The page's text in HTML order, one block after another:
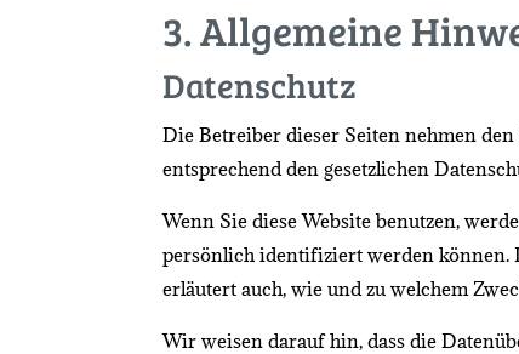
3. Allgemeine
Datenschutz
Die Betreiber dieser Seiten nehmen
entsprechend den gesetzlichen
Wenn Sie diese Website benutzen,
persönlich identifiziert werden können.
erläutert auch, wie und zu welchem
Wir weisen darauf hin, dass die